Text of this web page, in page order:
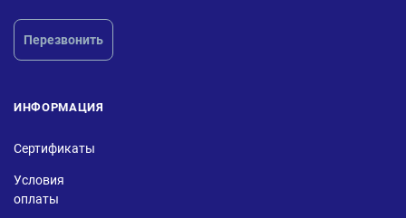
Перезвонить
ИНФОРМАЦИЯ
Сертификаты
Условия
оплаты